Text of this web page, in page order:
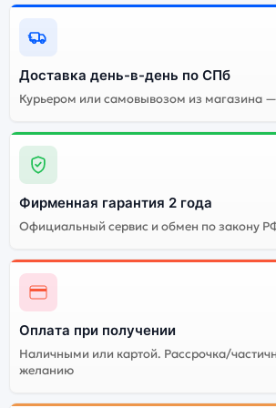
Энергоемкий
Огромный выбор
Стоимость смартфона
(Чёрный)
смартфона Xiaomi 13 Lite (Восст.) 8Gb/
(Чёрный). Мы рекомендуем выбирать
версию — она полностью
поддерживает все сервисы.
стоить дешевле, но корректная
гарантируется.
Доставка день-в-день по СПб
Курьером или самовывозом из магазина
Фирменная гарантия 2 года
Официальный сервис и обмен по закону
Оплата при получении
Наличными или картой. Рассрочка/
желанию